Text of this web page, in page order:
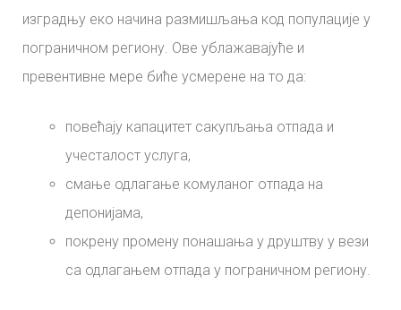
изградњу еко начина размишљања код популације у
пограничном региону. Ове ублажавајуће и
превентивне мере биће усмерене на то да:
повећају капацитет сакупљања отпада и
учесталост услуга,
смање одлагање комуланог отпада на
депонијама,
покрену промену понашања у друштву у вези
са одлагањем отпада у пограничном региону.